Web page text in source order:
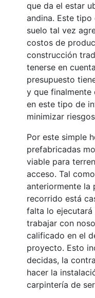
que da el estar
andina. Este
suelo tal vez
costos de
construcción
tenerse en
presupuesto
y que finalmente
en este tipo de
minimizar
Por este simple
prefabricadas
viable para
acceso. Tal
anteriormente la
recorrido está
falta lo ejecutará
trabajar con
calificado en el
proyecto. Esto
decidas, la
hacer la
carpintería de